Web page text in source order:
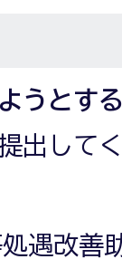
うとす
出して
遇改善